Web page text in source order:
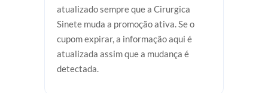
atualizado sempre que a Cirurgica
Sinete muda a promoção ativa. Se o
cupom expirar, a informação aqui é
atualizada assim que a mudança é
detectada.